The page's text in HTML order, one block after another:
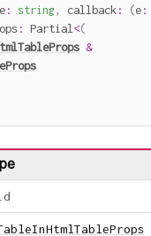
: string, callback: (e:
: Partial<(
&